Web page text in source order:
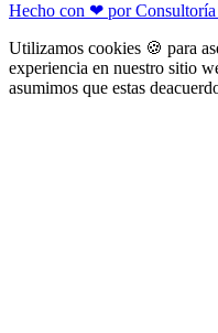
Hecho con ❤ por
Utilizamos cookies 🍪 para
experiencia en nuestro sitio
asumimos que estas